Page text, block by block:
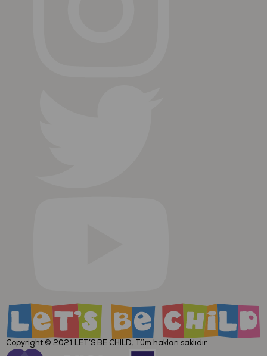
Copyright © 2021 LET’S BE CHILD. Tüm hakları saklıdır.